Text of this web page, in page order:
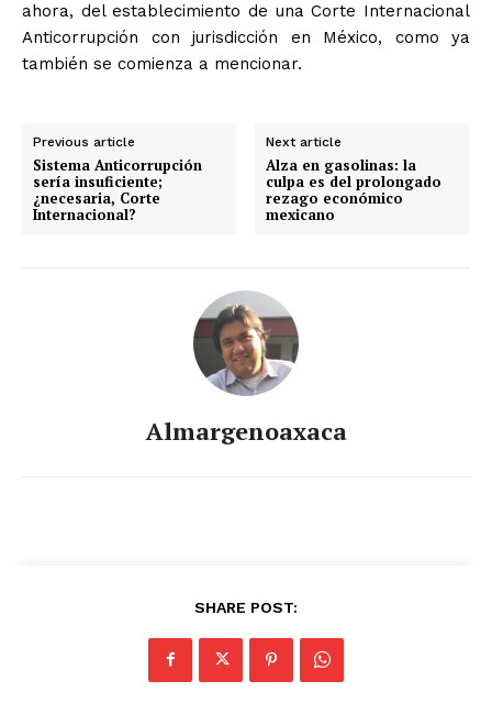
ahora, del establecimiento de una Corte Internacional
Anticorrupción con jurisdicción en México, como ya
también se comienza a mencionar.
Previous article
Sistema Anticorrupción
sería insuficiente;
¿necesaria, Corte
Internacional?
Next article
Alza en gasolinas: la
culpa es del prolongado
rezago económico
mexicano
Almargenoaxaca
SHARE POST: